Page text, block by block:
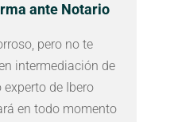
ante Notario
pero no te
intermediación de
de Ibero
en todo momento